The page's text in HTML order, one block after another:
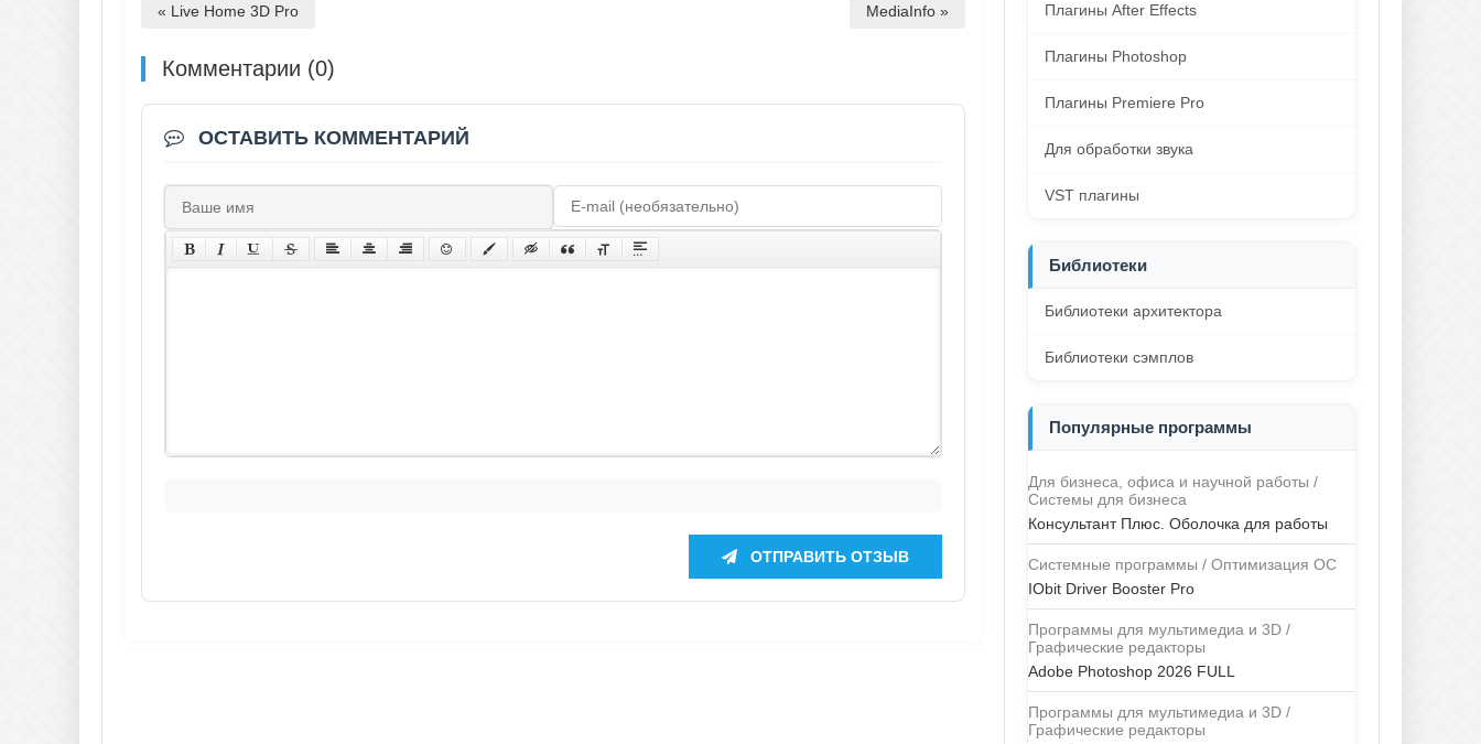
« Live Home 3D Pro MediaInfo »
Комментарии (0)
ОСТАВИТЬ КОММЕНТАРИЙ
ОТПРАВИТЬ ОТЗЫВ
Плагины After Effects
Плагины Photoshop
Плагины Premiere Pro
Для обработки звука
VST плагины
Библиотеки
Библиотеки архитектора
Библиотеки сэмплов
Популярные программы
Для бизнеса, офиса и научной работы /
Системы для бизнеса
Консультант Плюс. Оболочка для работы
Системные программы / Оптимизация ОС
IObit Driver Booster Pro
Программы для мультимедиа и 3D /
Графические редакторы
Adobe Photoshop 2026 FULL
Программы для мультимедиа и 3D /
Графические редакторы